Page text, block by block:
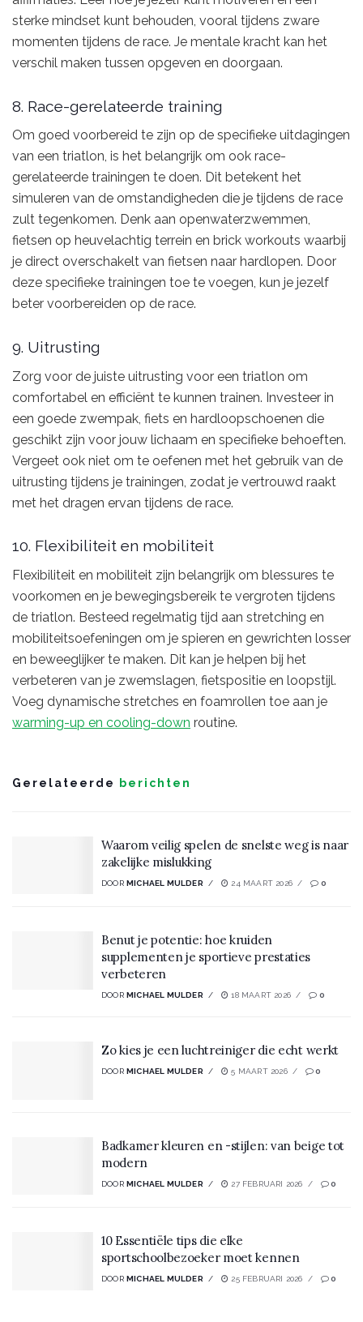
sterke mindset kunt behouden, vooral tijdens zware
momenten tijdens de race. Je mentale kracht kan het
verschil maken tussen opgeven en doorgaan.
8. Race-gerelateerde training
Om goed voorbereid te zijn op de specifieke uitdagingen
van een triatlon, is het belangrijk om ook race-
gerelateerde trainingen te doen. Dit betekent het
simuleren van de omstandigheden die je tijdens de race
zult tegenkomen. Denk aan openwaterzwemmen,
fietsen op heuvelachtig terrein en brick workouts waarbij
je direct overschakelt van fietsen naar hardlopen. Door
deze specifieke trainingen toe te voegen, kun je jezelf
beter voorbereiden op de race.
9. Uitrusting
Zorg voor de juiste uitrusting voor een triatlon om
comfortabel en efficiënt te kunnen trainen. Investeer in
een goede zwempak, fiets en hardloopschoenen die
geschikt zijn voor jouw lichaam en specifieke behoeften.
Vergeet ook niet om te oefenen met het gebruik van de
uitrusting tijdens je trainingen, zodat je vertrouwd raakt
met het dragen ervan tijdens de race.
10. Flexibiliteit en mobiliteit
Flexibiliteit en mobiliteit zijn belangrijk om blessures te
voorkomen en je bewegingsbereik te vergroten tijdens
de triatlon. Besteed regelmatig tijd aan stretching en
mobiliteitsoefeningen om je spieren en gewrichten losser
en beweeglijker te maken. Dit kan je helpen bij het
verbeteren van je zwemslagen, fietspositie en loopstijl.
Voeg dynamische stretches en foamrollen toe aan je
warming-up en cooling-down routine.
Gerelateerde berichten
Waarom veilig spelen de snelste weg is naar
zakelijke mislukking
DOOR MICHAEL MULDER 24 MAART 2026 0
Benut je potentie: hoe kruiden
supplementen je sportieve prestaties
verbeteren
DOOR MICHAEL MULDER 18 MAART 2026 0
Zo kies je een luchtreiniger die echt werkt
DOOR MICHAEL MULDER 5 MAART 2026 0
Badkamer kleuren en -stijlen: van beige tot
modern
DOOR MICHAEL MULDER 27 FEBRUARI 2026 0
10 Essentiële tips die elke
sportschoolbezoeker moet kennen
DOOR MICHAEL MULDER 25 FEBRUARI 2026 0